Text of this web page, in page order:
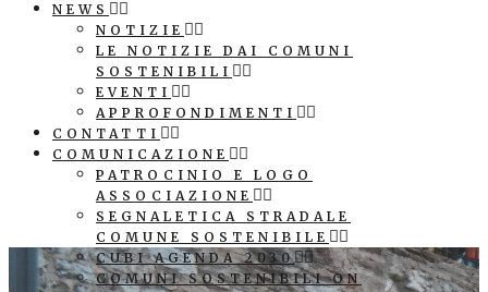
NEWS
NOTIZIE
LE NOTIZIE DAI COMUNI
SOSTENIBILI
EVENTI
APPROFONDIMENTI
CONTATTI
COMUNICAZIONE
PATROCINIO E LOGO
ASSOCIAZIONE
SEGNALETICA STRADALE
COMUNE SOSTENIBILE
CUBI AGENDA 2030
COMUNI SOSTENIBILI ON